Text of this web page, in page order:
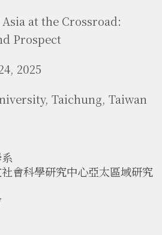
at the Crossroad:
Prospect
2025
Taichung, Taiwan
會科學研究中心亞太區域研究